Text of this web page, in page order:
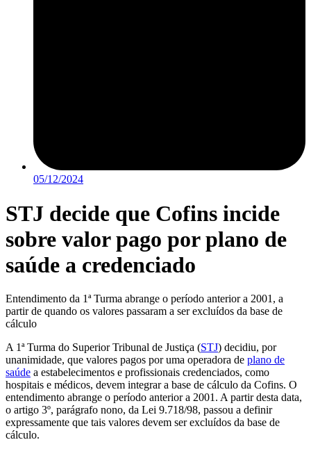
05/12/2024
STJ decide que Cofins incide
sobre valor pago por plano de
saúde a credenciado
Entendimento da 1ª Turma abrange o período anterior a 2001, a
partir de quando os valores passaram a ser excluídos da base de
cálculo
A 1ª Turma do Superior Tribunal de Justiça (STJ) decidiu, por
unanimidade, que valores pagos por uma operadora de plano de
saúde a estabelecimentos e profissionais credenciados, como
hospitais e médicos, devem integrar a base de cálculo da Cofins. O
entendimento abrange o período anterior a 2001. A partir desta data,
o artigo 3º, parágrafo nono, da Lei 9.718/98, passou a definir
expressamente que tais valores devem ser excluídos da base de
cálculo.